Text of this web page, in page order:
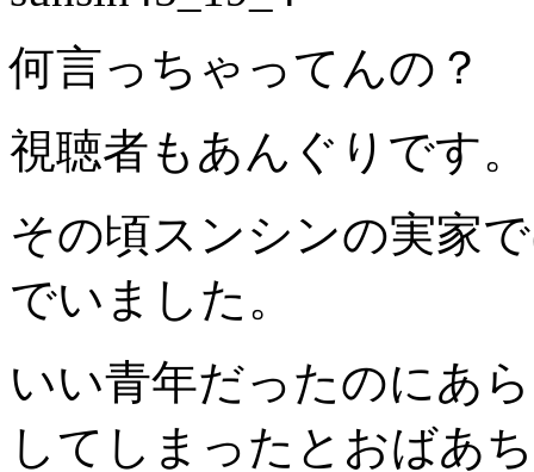
何言っちゃってんの？
視聴者もあんぐりです。
その頃スンシンの実家
でいました。
いい青年だったのにあ
してしまったとおばあ